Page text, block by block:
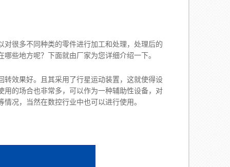
很多不同种类的零件进行加工和处理，处理后的
些地方呢？下面就由厂家为您详细介绍一下。
效果好。且其采用了行星运动装置，这就使得设
的场合也非常多，可以作为一种辅助性设备，对
况，当然在数控行业中也可以进行使用。